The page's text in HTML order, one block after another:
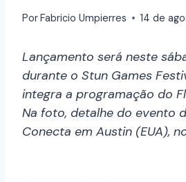
PorFabricio Umpierres 14 de
Lançamento será neste
durante o Stun Games
integra a programação do
Na foto, detalhe do evento
Conecta em Austin (EUA),